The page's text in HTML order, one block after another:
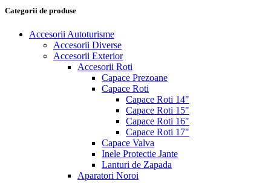
Categorii de produse
Accesorii Autoturisme
Accesorii Diverse
Accesorii Exterior
Accesorii Roti
Capace Prezoane
Capace Roti
Capace Roti 14"
Capace Roti 15"
Capace Roti 16"
Capace Roti 17"
Capace Valva
Inele Protectie Jante
Lanturi de Zapada
Aparatori Noroi